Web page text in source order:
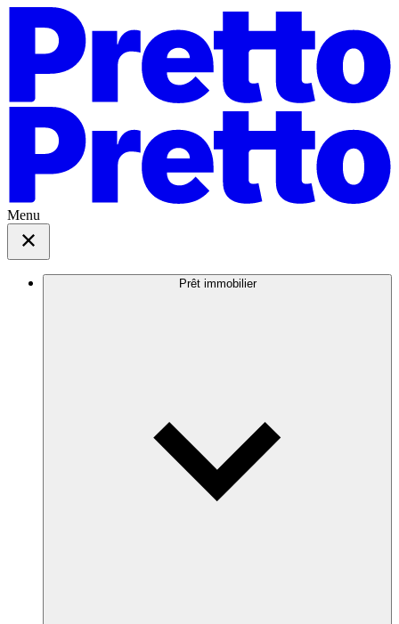
Menu
Prêt immobilier